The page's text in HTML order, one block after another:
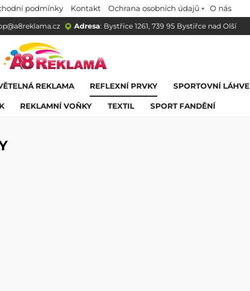
podmínky Kontakt Ochrana osobních údajů O nás
Adresa: Bystřice 1261, 739 95 Bystiřce nad Olší
REKLAMA REFLEXNÍ PRVKY SPORTOVNÍ LÁHVE
REKLAMNÍ VOŇKY TEXTIL SPORT FANDĚNÍ